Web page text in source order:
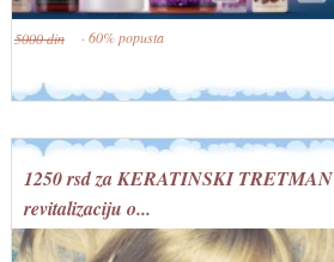
5000 din · 60% popusta
1250 rsd za KERATINSKI TRETMAN
revitalizaciju o...